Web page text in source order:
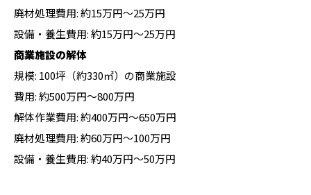
廃材処理費用: 約15万円〜25万円
設備・養生費用: 約15万円〜25万円
商業施設の解体
規模: 100坪（約330㎡）の商業施設
費用: 約500万円〜800万円
解体作業費用: 約400万円〜650万円
廃材処理費用: 約60万円〜100万円
設備・養生費用: 約40万円〜50万円